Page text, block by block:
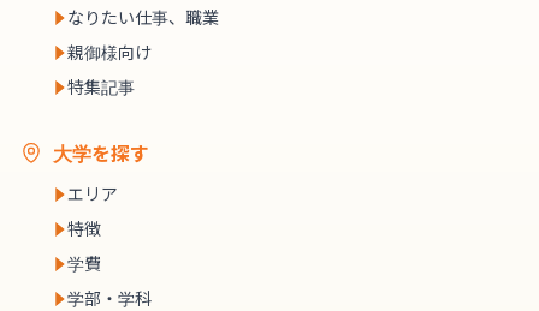
なりたい仕事、職業
親御様向け
特集記事
大学を探す
エリア
特徴
学費
学部・学科